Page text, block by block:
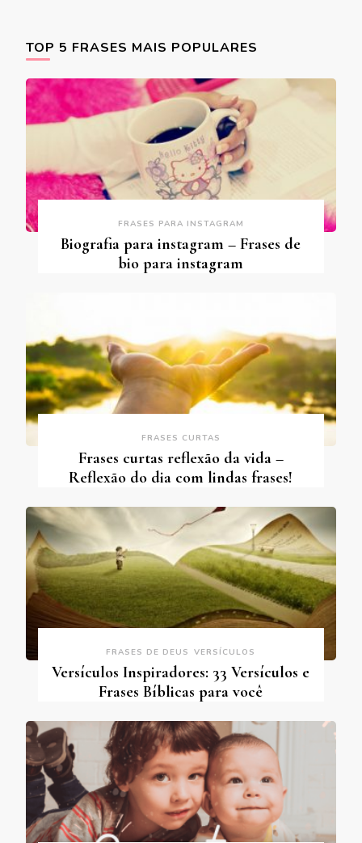
TOP 5 FRASES MAIS POPULARES
FRASES PARA INSTAGRAM
Biografia para instagram – Frases de
bio para instagram
FRASES CURTAS
Frases curtas reflexão da vida –
Reflexão do dia com lindas frases!
FRASES DE DEUS VERSÍCULOS
Versículos Inspiradores: 33 Versículos e
Frases Bíblicas para você